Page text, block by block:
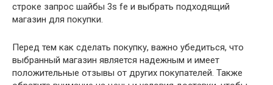
строке запрос шайбы 3s fe и выбрать подходящий
магазин для покупки.
Перед тем как сделать покупку, важно убедиться, что
выбранный магазин является надежным и имеет
положительные отзывы от других покупателей. Также